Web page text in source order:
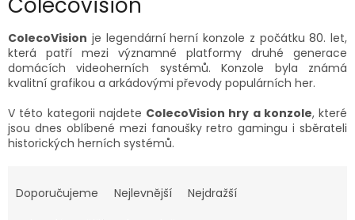
Colecovision
ColecoVision je legendární herní konzole z počátku 80. let,
která patří mezi významné platformy druhé generace
domácích videoherních systémů. Konzole byla známá
kvalitní grafikou a arkádovými převody populárních her.
V této kategorii najdete ColecoVision hry a konzole, které
jsou dnes oblíbené mezi fanoušky retro gamingu i sběrateli
historických herních systémů.
aDoporučujeme Nejlevnější
Nejdražší